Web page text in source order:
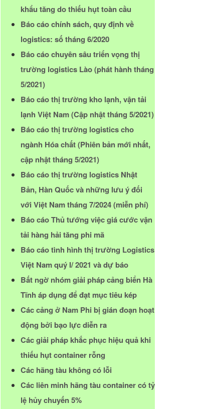
khẩu tăng do thiếu hụt toàn cầu
Báo cáo chính sách, quy định về
logistics: số tháng 6/2020
Báo cáo chuyên sâu triển vọng thị
trường logistics Lào (phát hành tháng
5/2021)
Báo cáo thị trường kho lạnh, vận tải
lạnh Việt Nam (Cập nhật tháng 5/2021)
Báo cáo thị trường logistics cho
ngành Hóa chất (Phiên bản mới nhất,
cập nhật tháng 5/2021)
Báo cáo thị trường logistics Nhật
Bản, Hàn Quốc và những lưu ý đối
với Việt Nam tháng 7/2024 (miễn phí)
Báo cáo Thủ tướng việc giá cước vận
tải hàng hải tăng phi mã
Báo cáo tình hình thị trường Logistics
Việt Nam quý I/ 2021 và dự báo
Bất ngờ nhóm giải pháp cảng biển Hà
Tĩnh áp dụng để đạt mục tiêu kép
Các cảng ở Nam Phi bị gián đoạn hoạt
động bởi bạo lực diễn ra
Các giải pháp khắc phục hiệu quả khi
thiếu hụt container rỗng
Các hãng tàu không có lỗi
Các liên minh hãng tàu container có tỷ
lệ hủy chuyến 5%